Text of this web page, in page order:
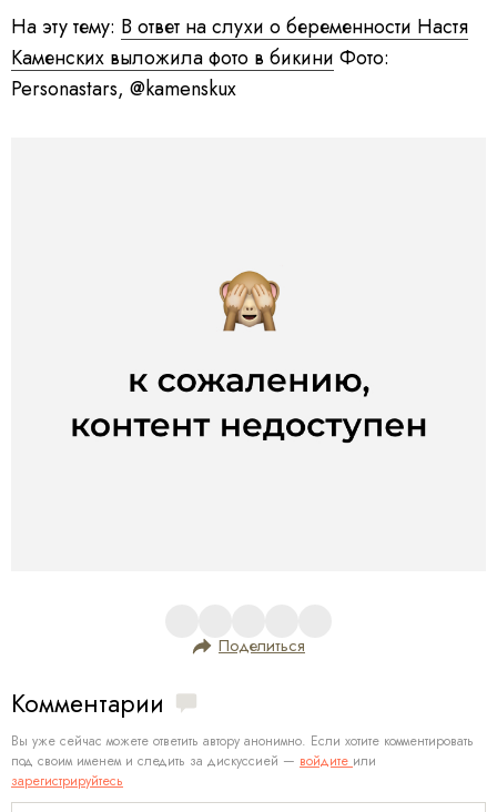
На эту тему: В ответ на слухи о беременности Настя
Каменских выложила фото в бикини Фото:
Personastars, @kamenskux
Поделиться
Комментарии
Вы уже сейчас можете ответить автору анонимно. Если хотите комментировать
под своим именем и следить за дискуссией — войдите или
зарегистрируйтесь